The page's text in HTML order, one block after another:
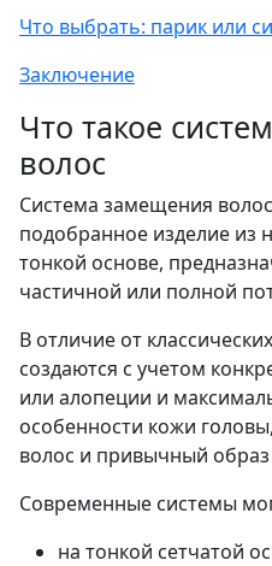
Что выбрать: парик или
Заключение
Что такое
волос
Система замещения
подобранное изделие из
тонкой основе,
частичной или полной
В отличие от
создаются с учетом
или алопеции и
особенности кожи
волос и привычный
Современные системы
на тонкой сетчатой